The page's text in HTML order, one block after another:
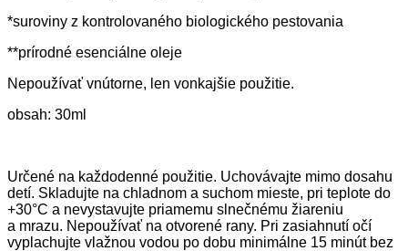
*suroviny z kontrolovaného biologického pestovania
**prírodné esenciálne oleje
Nepoužívať vnútorne, len vonkajšie použitie.
obsah: 30ml
Určené na každodenné použitie. Uchovávajte mimo dosahu
detí. Skladujte na chladnom a suchom mieste, pri teplote do
+30°C a nevystavujte priamemu slnečnému žiareniu
a mrazu. Nepoužívať na otvorené rany. Pri zasiahnutí očí
vyplachujte vlažnou vodou po dobu minimálne 15 minút bez